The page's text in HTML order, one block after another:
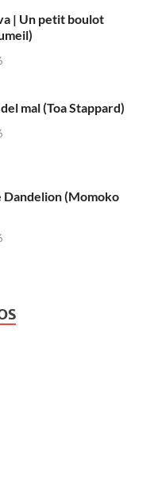
| Un petit boulot
mal (Toa Stappard)
Dandelion (Momoko